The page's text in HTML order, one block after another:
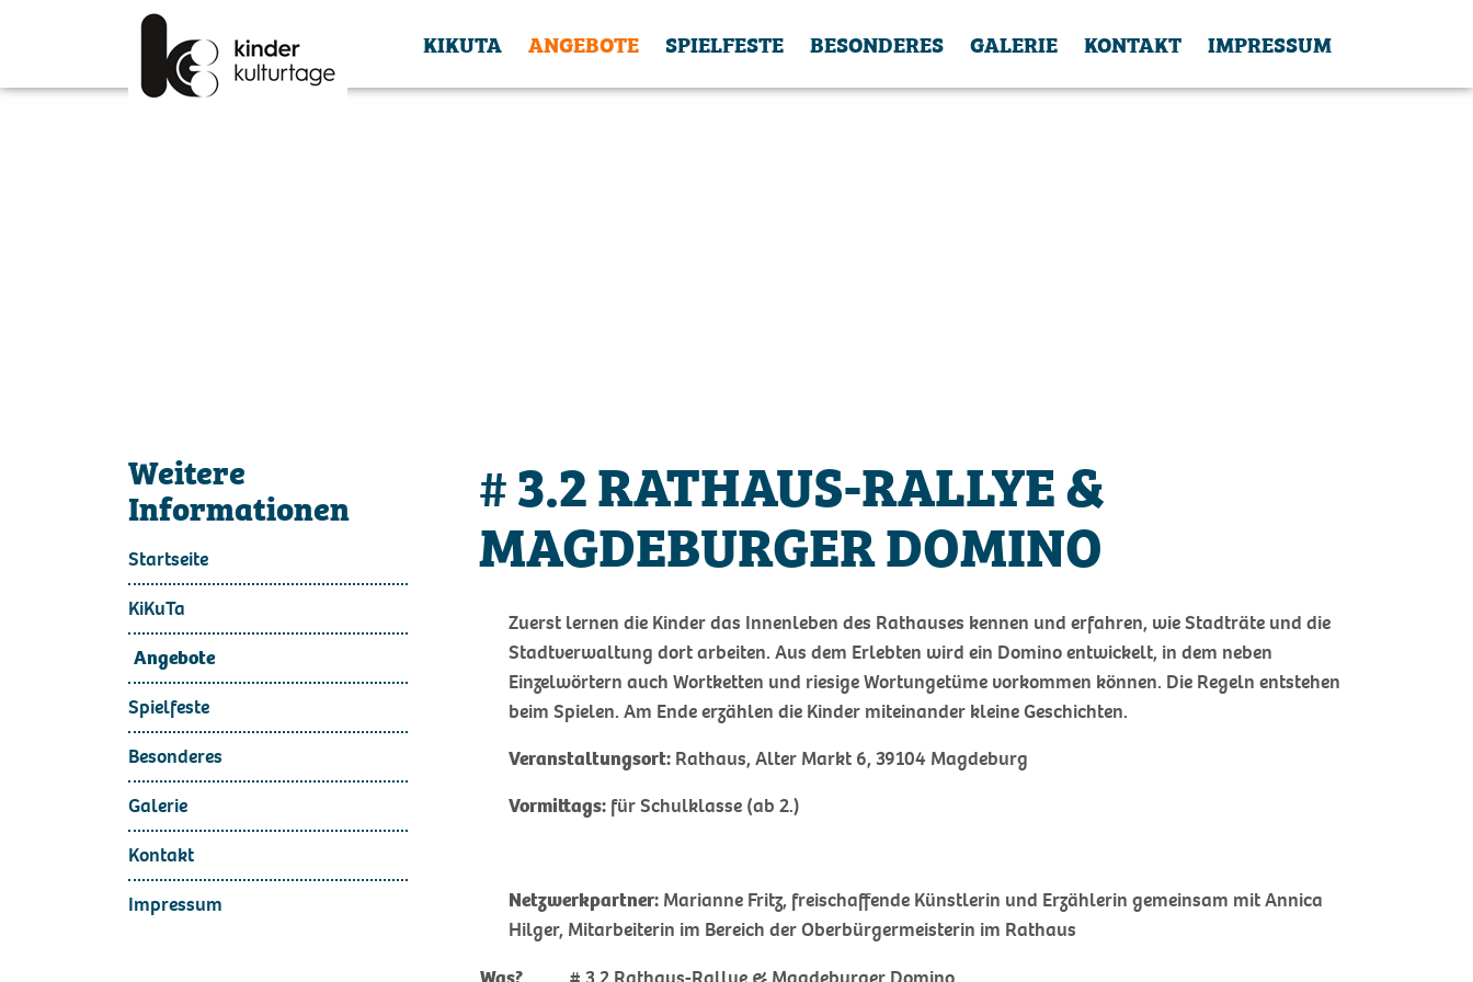
KIKUTA ANGEBOTE SPIELFESTE BESONDERES GALERIE KONTAKT IMPRESSUM
# 3.2 RATHAUS-RALLYE &
MAGDEBURGER DOMINO
Zuerst lernen die Kinder das Innenleben des Rathauses kennen und erfahren, wie Stadträte und die
Stadtverwaltung dort arbeiten. Aus dem Erlebten wird ein Domino entwickelt, in dem neben
Einzelwörtern auch Wortketten und riesige Wortungetüme vorkommen können. Die Regeln entstehen
beim Spielen. Am Ende erzählen die Kinder miteinander kleine Geschichten.
Veranstaltungsort:Rathaus, Alter Markt 6, 39104 Magdeburg
Vormittags:für Schulklasse (ab 2.)
Netzwerkpartner:Marianne Fritz, freischaffende Künstlerin und Erzählerin gemeinsam mit Annica
Hilger, Mitarbeiterin im Bereich der Oberbürgermeisterin im Rathaus
Weitere
Informationen
Startseite
KiKuTa
Angebote
Spielfeste
Besonderes
Galerie
Kontakt
Impressum